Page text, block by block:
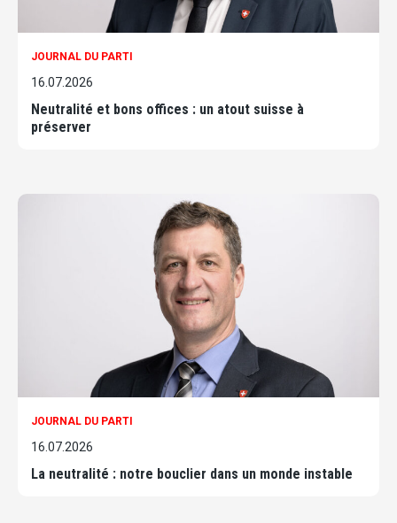
JOURNAL DU PARTI
16.07.2026
Neutralité et bons offices : un atout suisse à
préserver
JOURNAL DU PARTI
16.07.2026
La neutralité : notre bouclier dans un monde instable